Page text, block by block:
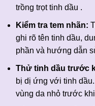
trồng trọt tinh dầu .
Kiểm tra tem nhãn:
ghi rõ tên tinh dầu,
phần và hướng dẫn
Thử tinh dầu trước
bị dị ứng với tinh
vùng da nhỏ trước